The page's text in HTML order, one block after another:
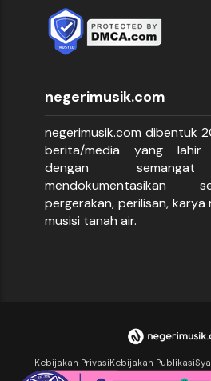
negerimusik.com
negerimusik.com dibentuk
berita/media yang lahir
dengan semangat
mendokumentasikan
pergerakan, perilisan, karya
musisi tanah air.
Kebijakan PrivasiKebijakan Publikasi
Halaman DukunganKirim